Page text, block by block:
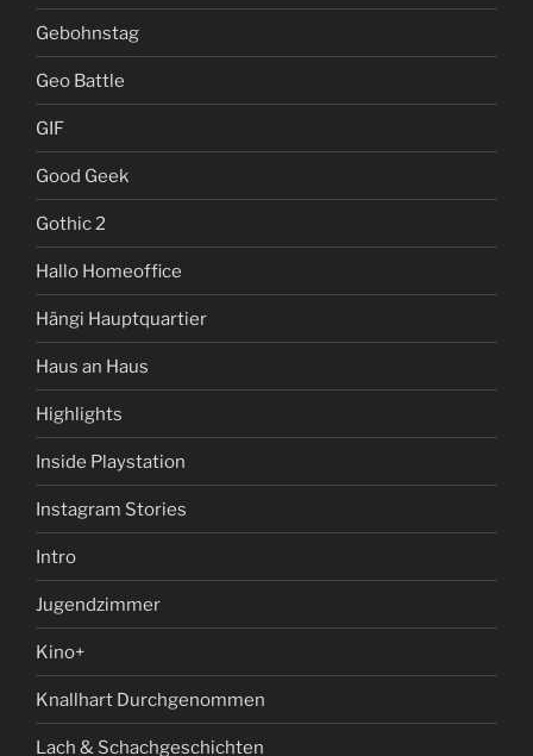
Gebohnstag
Geo Battle
GIF
Good Geek
Gothic 2
Hallo Homeoffice
Hängi Hauptquartier
Haus an Haus
Highlights
Inside Playstation
Instagram Stories
Intro
Jugendzimmer
Kino+
Knallhart Durchgenommen
Lach & Schachgeschichten